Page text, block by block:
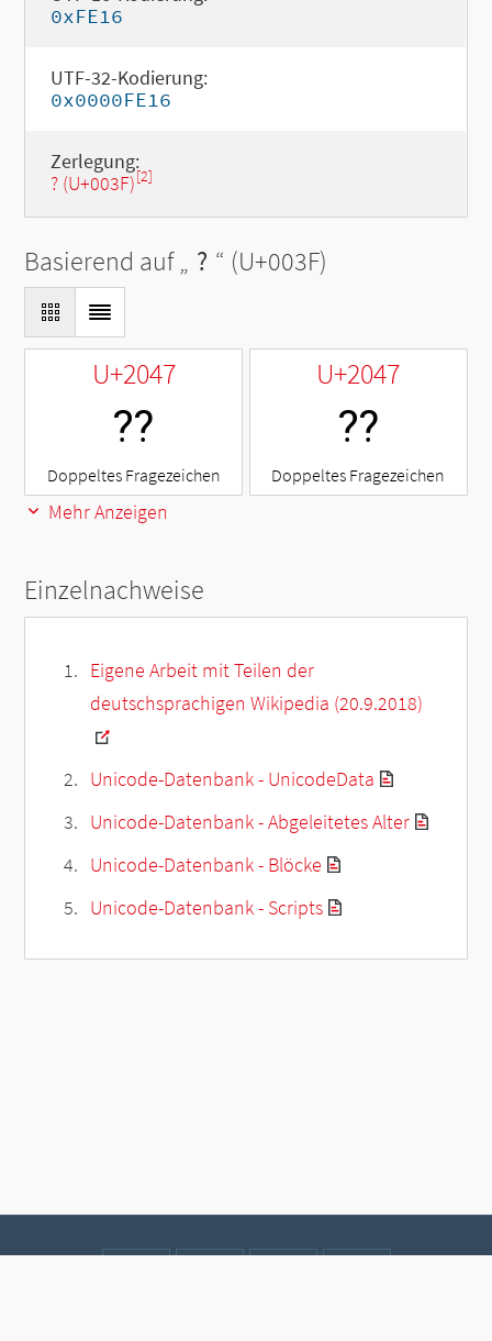
0xFE16
UTF-32-Kodierung:
0x0000FE16
Zerlegung:
? (U+003F)[2]
Basierend auf „ ? “ (U+003F)
U+2047
⁇
Doppeltes Fragezeichen
U+2047
⁇
Doppeltes Fragezeichen
Mehr Anzeigen
Einzelnachweise
Eigene Arbeit mit Teilen der
deutschsprachigen Wikipedia (20.9.2018)
Unicode-Datenbank - UnicodeData
Unicode-Datenbank - Abgeleitetes Alter
Unicode-Datenbank - Blöcke
Unicode-Datenbank - Scripts